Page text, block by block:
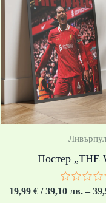
Ливърпул
Постер „THE
Оценено
19,99 €/ 39,10 лв. –